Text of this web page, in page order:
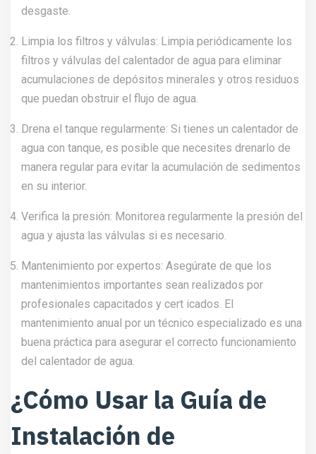
desgaste.
Limpia los filtros y válvulas: Limpia periódicamente los
filtros y válvulas del calentador de agua para eliminar
acumulaciones de depósitos minerales y otros residuos
que puedan obstruir el flujo de agua.
Drena el tanque regularmente: Si tienes un calentador de
agua con tanque, es posible que necesites drenarlo de
manera regular para evitar la acumulación de sedimentos
en su interior.
Verifica la presión: Monitorea regularmente la presión del
agua y ajusta las válvulas si es necesario.
Mantenimiento por expertos: Asegúrate de que los
mantenimientos importantes sean realizados por
profesionales capacitados y cert icados. El
mantenimiento anual por un técnico especializado es una
buena práctica para asegurar el correcto funcionamiento
del calentador de agua.
¿Cómo Usar la Guía de
Instalación de